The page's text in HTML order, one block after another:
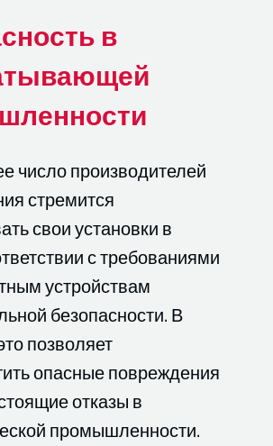
в
число производителей
стремится
свои установки в
с требованиями
устройствам
безопасности. В
позволяет
опасные повреждения
отказы в
промышленности.